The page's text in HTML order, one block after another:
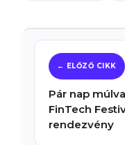
Pár nap
FinTech
rendezvény